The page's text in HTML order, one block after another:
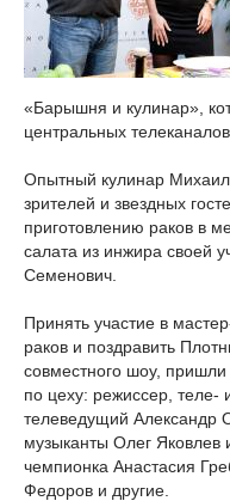
«Барышня и кулинар»,
центральных телеканалов.
Опытный кулинар Михаил
зрителей и звездных
приготовлению раков в
салата из инжира своей
Семенович.
Принять участие в
раков и поздравить
совместного шоу, пришли
по цеху: режиссер, теле-
телеведущий Александр
музыканты Олег Яковлев
чемпионка Анастасия
Федоров и другие.